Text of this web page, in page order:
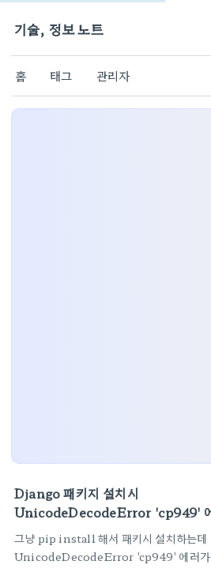
기술, 정보 노트
홈 태그 관리자
Django 패키지 설치시
UnicodeDecodeError 'cp949'
하기
그냥 pip install 해서 패키시 설치하는데
UnicodeDecodeError 'cp949' 에러가